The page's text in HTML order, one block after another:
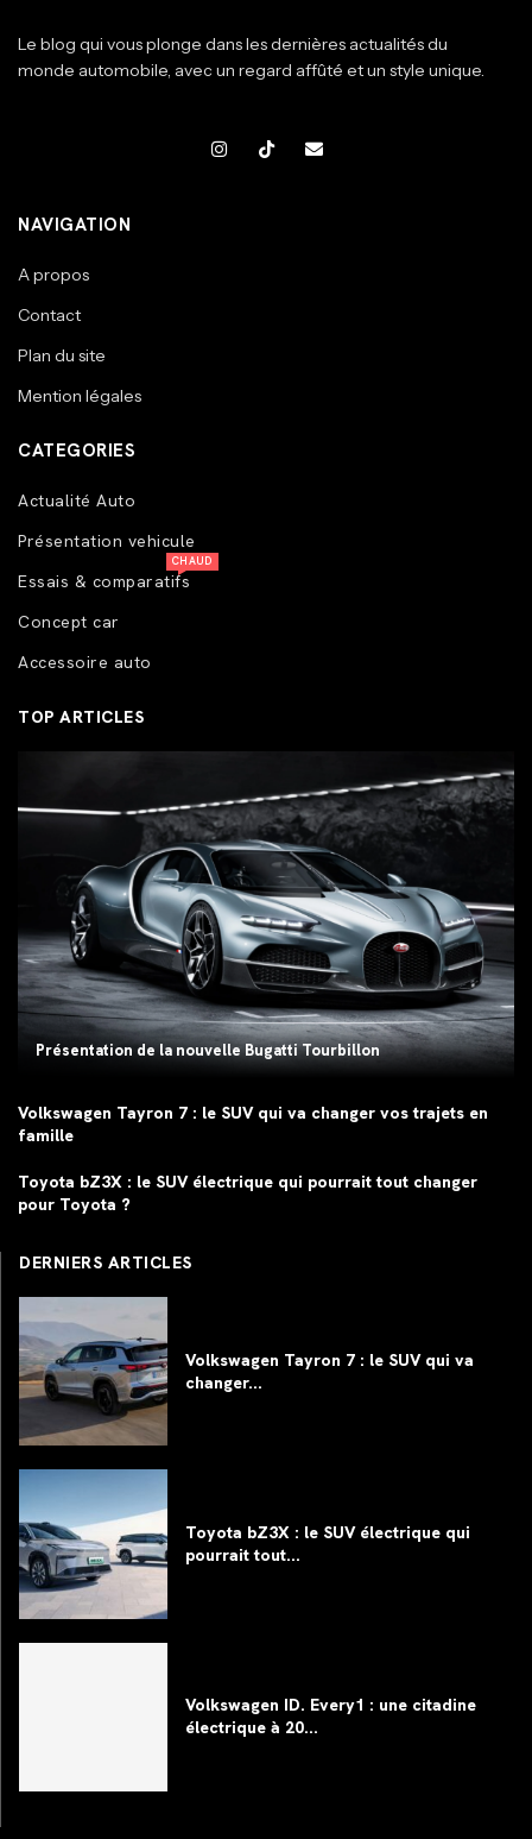
Le blog qui vous plonge dans les dernières actualités du
monde automobile, avec un regard affûté et un style unique.
NAVIGATION
A propos
Contact
Plan du site
Mention légales
CATEGORIES
Actualité Auto
Présentation vehicule
Essais & comparatifs
CHAUD
Concept car
Accessoire auto
TOP ARTICLES
Présentation de la nouvelle Bugatti Tourbillon
Volkswagen Tayron 7 : le SUV qui va changer vos trajets en
famille
Toyota bZ3X : le SUV électrique qui pourrait tout changer
pour Toyota ?
DERNIERS ARTICLES
Volkswagen Tayron 7 : le SUV qui va
changer...
Toyota bZ3X : le SUV électrique qui
pourrait tout...
Volkswagen ID. Every1 : une citadine
électrique à 20...